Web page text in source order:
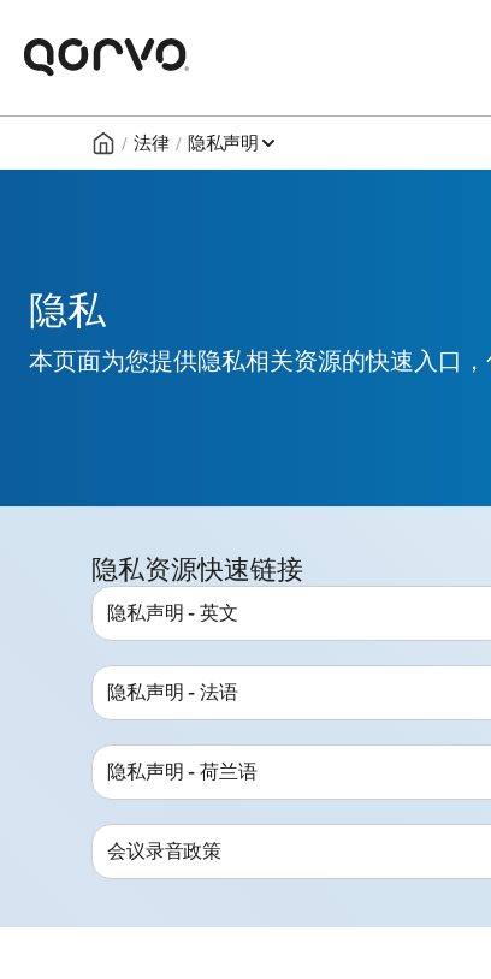
/ 法律 / 隐私声明
隐私
本页面为您提供隐私相关资源的快速入口，
隐私资源快速链接
隐私声明 - 英文
隐私声明 - 法语
隐私声明 - 荷兰语
会议录音政策